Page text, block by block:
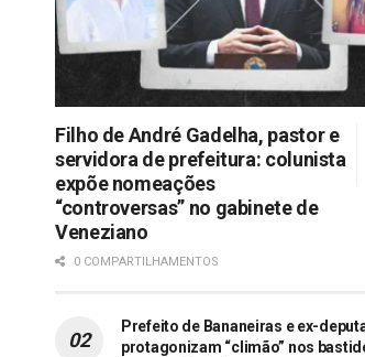
Filho de André Gadelha, pastor e
servidora de prefeitura: colunista
expõe nomeações
“controversas” no gabinete de
Veneziano
0 COMPARTILHAMENTOS
Prefeito de Bananeiras e ex-
protagonizam “climão” nos